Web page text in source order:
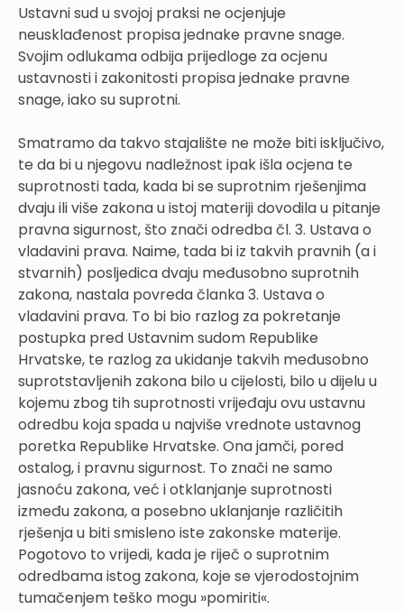
Ustavni sud u svojoj praksi ne ocjenjuje
neusklađenost propisa jednake pravne snage.
Svojim odlukama odbija prijedloge za ocjenu
ustavnosti i zakonitosti propisa jednake pravne
snage, iako su suprotni.
Smatramo da takvo stajalište ne može biti isključivo,
te da bi u njegovu nadležnost ipak išla ocjena te
suprotnosti tada, kada bi se suprotnim rješenjima
dvaju ili više zakona u istoj materiji dovodila u pitanje
pravna sigurnost, što znači odredba čl. 3. Ustava o
vladavini prava. Naime, tada bi iz takvih pravnih (a i
stvarnih) posljedica dvaju međusobno suprotnih
zakona, nastala povreda članka 3. Ustava o
vladavini prava. To bi bio razlog za pokretanje
postupka pred Ustavnim sudom Republike
Hrvatske, te razlog za ukidanje takvih međusobno
suprotstavljenih zakona bilo u cijelosti, bilo u dijelu u
kojemu zbog tih suprotnosti vrijeđaju ovu ustavnu
odredbu koja spada u najviše vrednote ustavnog
poretka Republike Hrvatske. Ona jamči, pored
ostalog, i pravnu sigurnost. To znači ne samo
jasnoću zakona, već i otklanjanje suprotnosti
između zakona, a posebno uklanjanje različitih
rješenja u biti smisleno iste zakonske materije.
Pogotovo to vrijedi, kada je riječ o suprotnim
odredbama istog zakona, koje se vjerodostojnim
tumačenjem teško mogu »pomiriti«.